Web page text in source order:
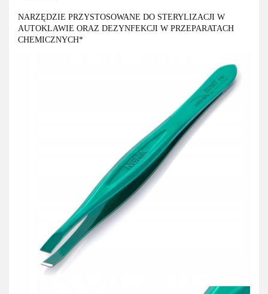
NARZĘDZIE PRZYSTOSOWANE DO STERYLIZACJI W
AUTOKLAWIE ORAZ DEZYNFEKCJI W PRZEPARATACH
CHEMICZNYCH*